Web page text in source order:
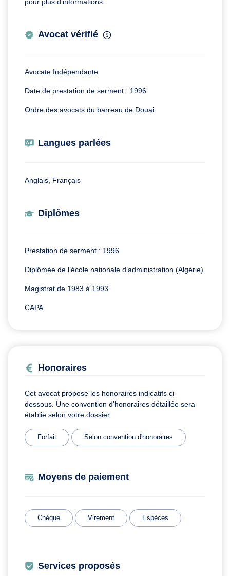
pour plus d’informations.
Avocat vérifié
Avocate Indépendante
Date de prestation de serment : 1996
Ordre des avocats du barreau de Douai
Langues parlées
Anglais, Français
Diplômes
Prestation de serment : 1996
Diplômée de l’école nationale d’administration (Algérie)
Magistrat de 1983 à 1993
CAPA
Honoraires
Cet avocat propose les honoraires indicatifs ci-
dessous. Une convention d'honoraires détaillée sera
établie selon votre dossier.
Forfait Selon convention d'honoraires
Moyens de paiement
Chèque Virement Espèces
Services proposés